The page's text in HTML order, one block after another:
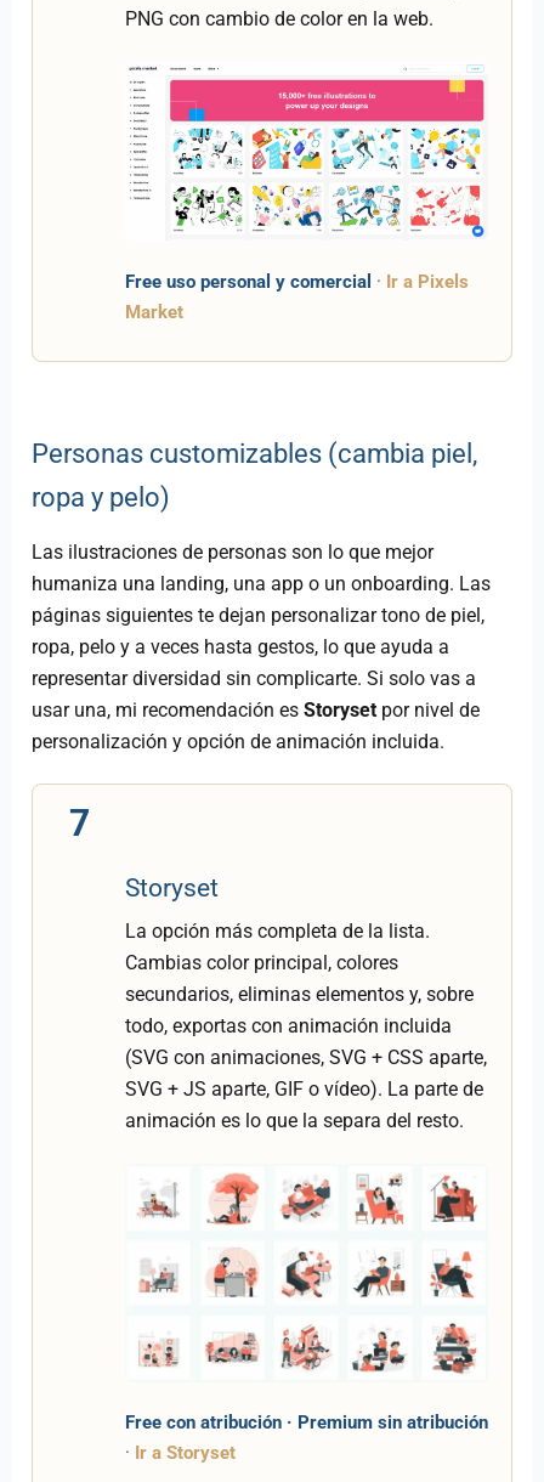
PNG con cambio de color en la web.
Free uso personal y comercial · Ir a Pixels
Market
Personas customizables (cambia piel,
ropa y pelo)
Las ilustraciones de personas son lo que mejor
humaniza una landing, una app o un onboarding. Las
páginas siguientes te dejan personalizar tono de piel,
ropa, pelo y a veces hasta gestos, lo que ayuda a
representar diversidad sin complicarte. Si solo vas a
usar una, mi recomendación esStoryset por nivel de
personalización y opción de animación incluida.
7
Storyset
La opción más completa de la lista.
Cambias color principal, colores
secundarios, eliminas elementos y, sobre
todo, exportas con animación incluida
(SVG con animaciones, SVG + CSS aparte,
SVG + JS aparte, GIF o vídeo). La parte de
animación es lo que la separa del resto.
Free con atribución · Premium sin atribución
· Ir a Storyset